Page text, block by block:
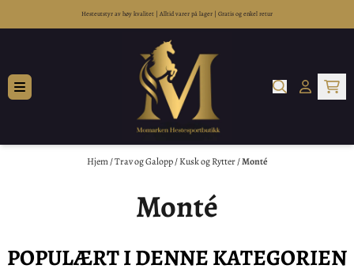
Hopp til innholdHesteutstyr av høy kvalitet | Alltid varer på lager | Gratis og enkel retur
Hjem/Trav og Galopp/Kusk og Rytter/Monté
Monté
POPULÆRT I DENNE KATEGORIEN